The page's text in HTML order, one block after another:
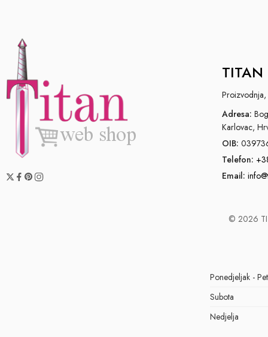
Adresa:
Karlovac,
OIB:
Telefon:
Email:
© 2026
Ponedjeljak -
Subota
Nedjelja